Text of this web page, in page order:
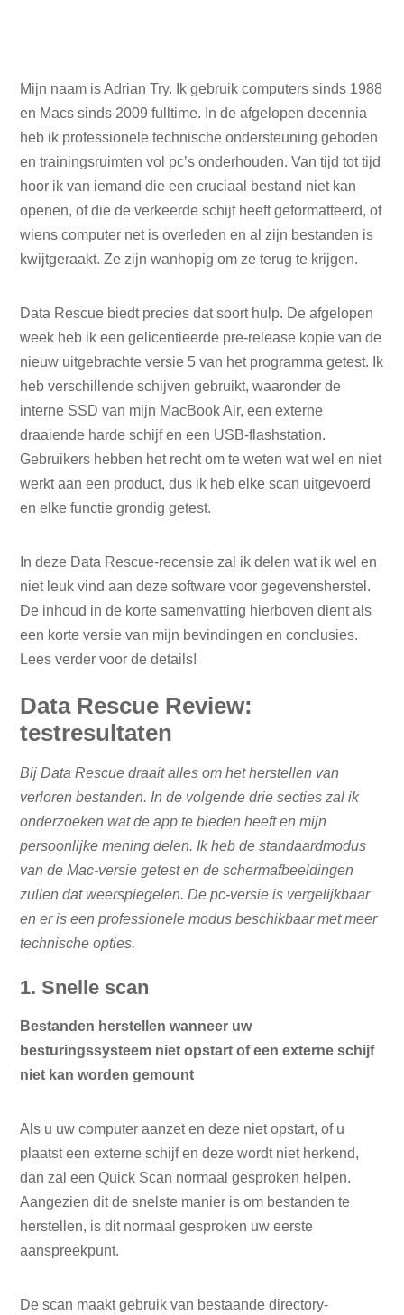
Mijn naam is Adrian Try. Ik gebruik computers sinds 1988
en Macs sinds 2009 fulltime. In de afgelopen decennia
heb ik professionele technische ondersteuning geboden
en trainingsruimten vol pc’s onderhouden. Van tijd tot tijd
hoor ik van iemand die een cruciaal bestand niet kan
openen, of die de verkeerde schijf heeft geformatteerd, of
wiens computer net is overleden en al zijn bestanden is
kwijtgeraakt. Ze zijn wanhopig om ze terug te krijgen.
Data Rescue biedt precies dat soort hulp. De afgelopen
week heb ik een gelicentieerde pre-release kopie van de
nieuw uitgebrachte versie 5 van het programma getest. Ik
heb verschillende schijven gebruikt, waaronder de
interne SSD van mijn MacBook Air, een externe
draaiende harde schijf en een USB-flashstation.
Gebruikers hebben het recht om te weten wat wel en niet
werkt aan een product, dus ik heb elke scan uitgevoerd
en elke functie grondig getest.
In deze Data Rescue-recensie zal ik delen wat ik wel en
niet leuk vind aan deze software voor gegevensherstel.
De inhoud in de korte samenvatting hierboven dient als
een korte versie van mijn bevindingen en conclusies.
Lees verder voor de details!
Data Rescue Review:
testresultaten
Bij Data Rescue draait alles om het herstellen van
verloren bestanden. In de volgende drie secties zal ik
onderzoeken wat de app te bieden heeft en mijn
persoonlijke mening delen. Ik heb de standaardmodus
van de Mac-versie getest en de schermafbeeldingen
zullen dat weerspiegelen. De pc-versie is vergelijkbaar
en er is een professionele modus beschikbaar met meer
technische opties.
1. Snelle scan
Bestanden herstellen wanneer uw
besturingssysteem niet opstart of een externe schijf
niet kan worden gemount
Als u uw computer aanzet en deze niet opstart, of u
plaatst een externe schijf en deze wordt niet herkend,
dan zal een Quick Scan normaal gesproken helpen.
Aangezien dit de snelste manier is om bestanden te
herstellen, is dit normaal gesproken uw eerste
aanspreekpunt.
De scan maakt gebruik van bestaande directory-